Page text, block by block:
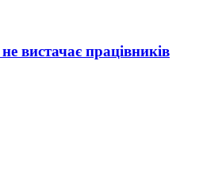
вистачає працівників